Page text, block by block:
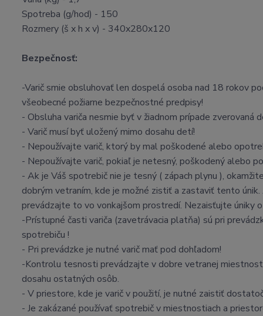
Spotreba (g/hod) - 150
Rozmery (š x h x v) - 340x280x120
Bezpečnosť:
-Varič smie obsluhovať len dospelá osoba nad 18 rokov
všeobecné požiarne bezpečnostné predpisy!
- Obsluha variča nesmie byť v žiadnom prípade zverovaná
- Varič musí byť uložený mimo dosahu detí!
- Nepoužívajte varič, ktorý by mal poškodené alebo
- Nepoužívajte varič, pokiaľ je netesný, poškodený alebo
- Ak je Váš spotrebič nie je tesný ( zápach plynu ),
dobrým vetraním, kde je možné zistiť a zastaviť tento
prevádzajte to vo vonkajšom prostredí. Nezaisťujte úniky
-Prístupné časti variča (zavetrávacia platňa) sú pri
spotrebiču !
- Pri prevádzke je nutné varič mať pod dohľadom!
-Kontrolu tesnosti prevádzajte v dobre vetranej
dosahu ostatných osôb.
- V priestore, kde je varič v použití, je nutné zaistiť
- Je zakázané používať spotrebič v miestnostiach a